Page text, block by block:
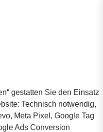
gestatten Sie den Einsatz
Technisch notwendig,
Meta Pixel, Google Tag
Ads Conversion